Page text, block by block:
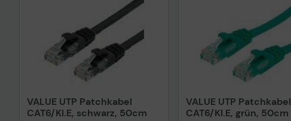
VALUE UTP Patchkabel
CAT6/Kl.E, schwarz, 50cm
VALUE UTP Patchkabel
CAT6/Kl.E, grün, 50cm